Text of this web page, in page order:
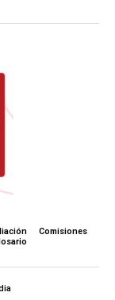
Comisiones